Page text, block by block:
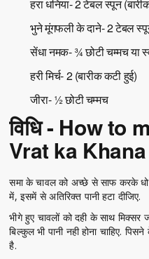
हरा धनिया- 2 टेबल स्पून
भुने मूंगफली के दाने- 2 टेबल
सेंधा नमक- ¾ छोटी चम्मच या
हरी मिर्च- 2 (बारीक कटी हुई)
जीरा- ½ छोटी चम्मच
विधि - How to
Vrat ka
समा के चावल को अच्छे से साफ करके
में, इसमें से अतिरिक्त पानी हटा दीजिए.
भीगे हुए चावलों को दही के साथ मिक्सर
बिल्कुल भी पानी नही होना चाहिए.
है.